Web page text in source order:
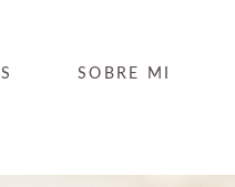
SOBRE MI